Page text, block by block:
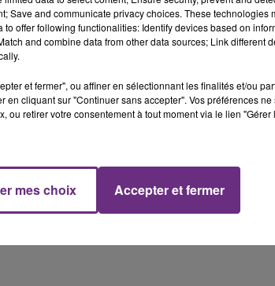
JOUÉCLUB DE REIMS FERME
PORTES
l'une des institutions du centre-ville
Le magasin JouéClub est contraint de
ses portes.
7h00 - 11h00
BEST OF
Save and communicate privacy choices. These technologies
offer following functionalities: Identify devices based on
and combine data from other data sources; Link different
et fermer", ou affiner en sélectionnant les finalités et/ou
en cliquant sur "Continuer sans accepter". Vos préférences
ou retirer votre consentement à tout moment via le lien
mes choix Accepter et fermer